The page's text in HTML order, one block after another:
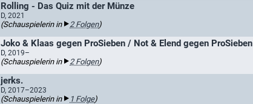
Rolling - Das Quiz mit der Münze
D, 2021
(Schauspielerin in 2 Folgen)
Joko & Klaas gegen ProSieben / Not & Elend gegen ProSieben
D, 2019–
(Schauspielerin in 2 Folgen)
jerks.
D, 2017–2023
(Schauspielerin in 1 Folge)